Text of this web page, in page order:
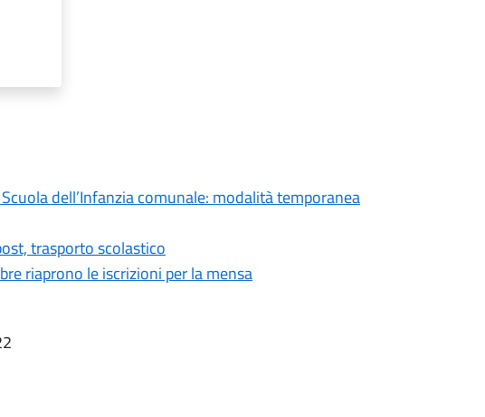
dell’Infanzia comunale: modalità temporanea
trasporto scolastico
riaprono le iscrizioni per la mensa